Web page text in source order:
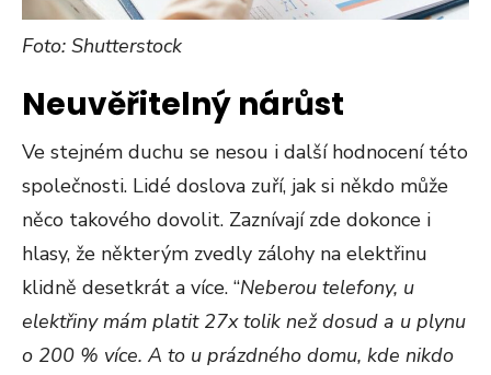
Foto: Shutterstock
Neuvěřitelný nárůst
Ve stejném duchu se nesou i další hodnocení této
společnosti. Lidé doslova zuří, jak si někdo může
něco takového dovolit. Zaznívají zde dokonce i
hlasy, že některým zvedly zálohy na elektřinu
klidně desetkrát a více. “Neberou telefony, u
elektřiny mám platit 27x tolik než dosud a u plynu
o 200 % více. A to u prázdného domu, kde nikdo